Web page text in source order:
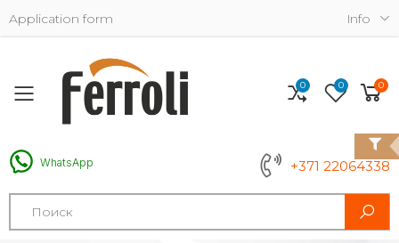
Application form Info
Toggle mobile menu
WhatsApp +371 22064338
Search
0 0 0